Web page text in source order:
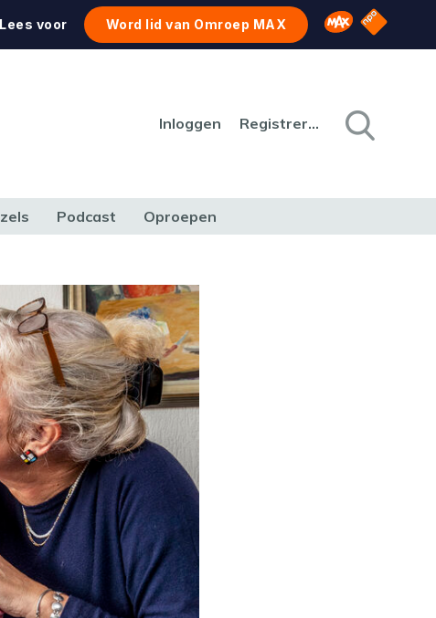
Lees voor Word lid van Omroep MAX Omroep MAX
NPO
Inloggen Registreren
Podcast Oproepen